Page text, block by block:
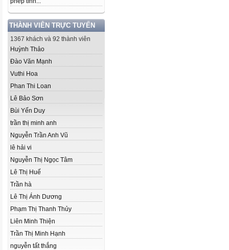
THÀNH VIÊN TRỰC TUYẾN
1367 khách và 92 thành viên
Huỳnh Thảo
Đào Văn Mạnh
Vuthi Hoa
Phan Thi Loan
Lê Bảo Sơn
Bùi Yến Duy
trần thị minh anh
Nguyễn Trần Anh Vũ
lê hải vi
Nguyễn Thị Ngọc Tâm
Lê Thị Huế
Trần hà
Lê Thị Ánh Dương
Phạm Thị Thanh Thủy
Liên Minh Thiện
Trần Thị Minh Hạnh
nguyễn tất thắng